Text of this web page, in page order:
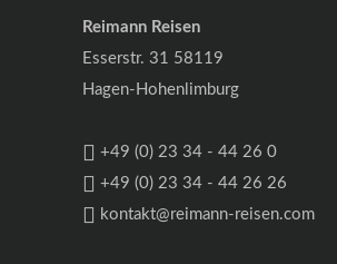
Reimann Reisen
Esserstr. 31 58119
Hagen-Hohenlimburg
+49 (0) 23 34 - 44 26 0
+49 (0) 23 34 - 44 26 26
kontakt@reimann-reisen.com